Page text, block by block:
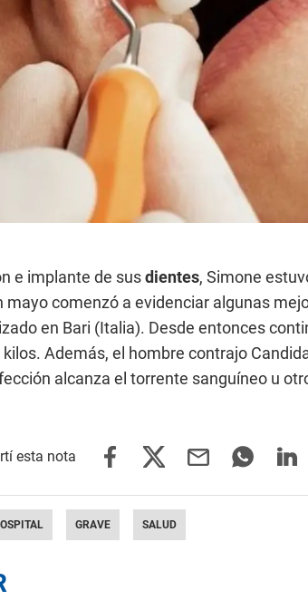
e implante de susdientes, Simone
mayo comenzó a evidenciar algunas
en Bari (Italia). Desde entonces
Además, el hombre contrajo
alcanza el torrente sanguíneo u
GRAVE SALUD